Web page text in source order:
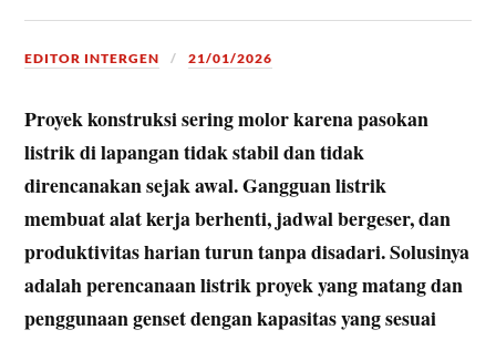
EDITOR INTERGEN 21/01/2026
Proyek konstruksi sering molor karena pasokan
listrik di lapangan tidak stabil dan tidak
direncanakan sejak awal. Gangguan listrik
membuat alat kerja berhenti, jadwal bergeser, dan
produktivitas harian turun tanpa disadari. Solusinya
adalah perencanaan listrik proyek yang matang dan
penggunaan genset dengan kapasitas yang sesuai